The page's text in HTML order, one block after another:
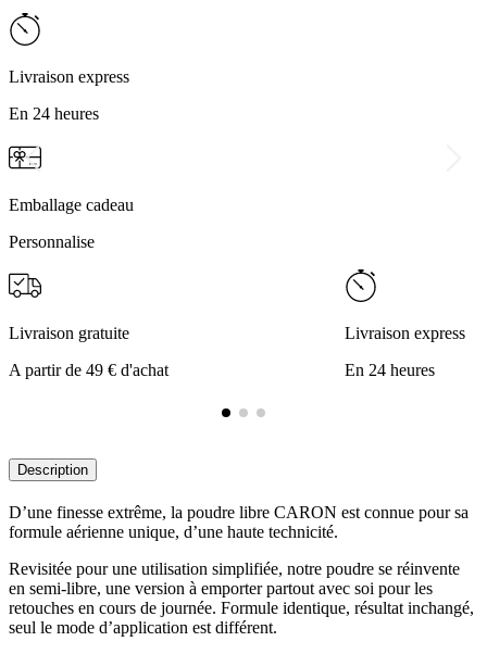
Livraison express
En 24 heures
Emballage cadeau
Personnalise
Livraison gratuite
A partir de 49 € d'achat
Livraison express
En 24 heures
Description
D’une finesse extrême, la poudre libre CARON est connue pour sa
formule aérienne unique, d’une haute technicité.
Revisitée pour une utilisation simplifiée, notre poudre se réinvente
en semi-libre, une version à emporter partout avec soi pour les
retouches en cours de journée. Formule identique, résultat inchangé,
seul le mode d’application est différent.